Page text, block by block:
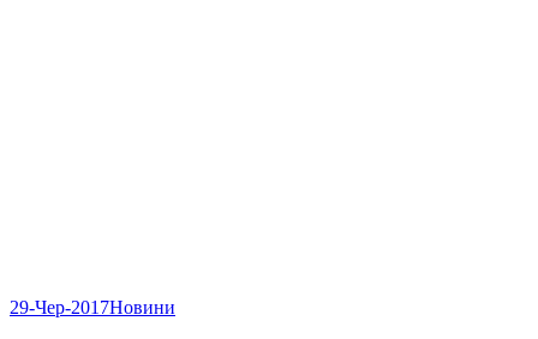
29-Чер-2017Новини